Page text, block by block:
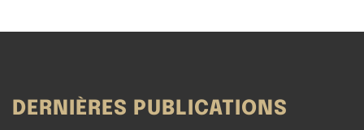
DERNIÈRES PUBLICATIONS